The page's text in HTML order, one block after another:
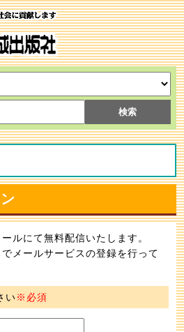
ルにて無料配信いたします。
メールサービスの登録を行って
い※必須